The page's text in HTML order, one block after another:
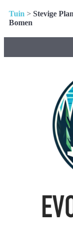
Tuin > Stevige
Bomen